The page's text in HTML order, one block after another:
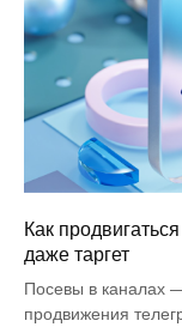
Как
даже таргет
Посевы в каналах
продвижения